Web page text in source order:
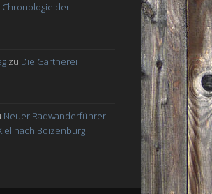
Chronologie der
zu Die Gärtnerei
Neuer Radwanderführer
nach Boizenburg